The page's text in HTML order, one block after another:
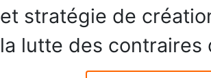
et stratégie de
la lutte des contraires